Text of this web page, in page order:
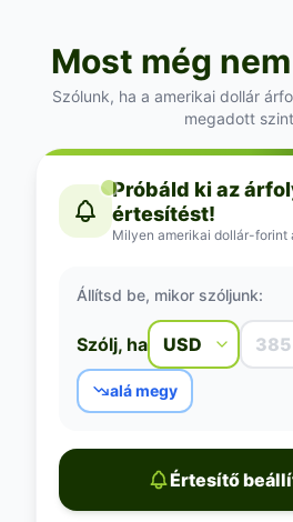
Most még
Szólunk, ha a amerikai dollár
megadott
Próbáld ki az
értesítést!
Milyen amerikai dollár-forint
Állítsd be, mikor szóljunk:
Szólj, ha
alá megy
Értesítő